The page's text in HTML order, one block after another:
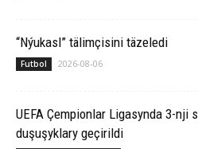
“Nýukasl” tälimçisini täzeledi
Futbol 2026-08-06
UEFA Çempionlar Ligasynda 3-nji
duşuşyklary geçirildi